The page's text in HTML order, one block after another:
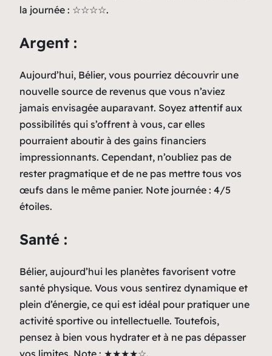
la journée : ☆☆☆☆.
Argent :
Aujourd’hui, Bélier, vous pourriez découvrir une
nouvelle source de revenus que vous n’aviez
jamais envisagée auparavant. Soyez attentif aux
possibilités qui s’offrent à vous, car elles
pourraient aboutir à des gains financiers
impressionnants. Cependant, n’oubliez pas de
rester pragmatique et de ne pas mettre tous vos
œufs dans le même panier. Note journée : 4/5
étoiles.
Santé :
Bélier, aujourd’hui les planètes favorisent votre
santé physique. Vous vous sentirez dynamique et
plein d’énergie, ce qui est idéal pour pratiquer une
activité sportive ou intellectuelle. Toutefois,
pensez à bien vous hydrater et à ne pas dépasser
vos limites. Note : ★★★★☆.